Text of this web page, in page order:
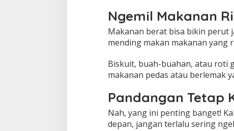
Ngemil Makanan
Makanan berat bisa bikin perut
mending makan makanan yang
Biskuit, buah-buahan, atau roti
makanan pedas atau berlemak
Pandangan Tetap
Nah, yang ini penting banget!
depan, jangan terlalu sering